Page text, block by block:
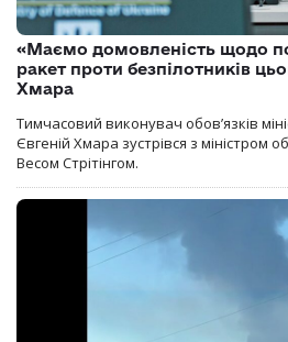
«Маємо домовленість щодо
ракет проти безпілотників
Хмара
Тимчасовий виконувач обов’язків
Євгеній Хмара зустрівся з міністром
Весом Стрітінгом.